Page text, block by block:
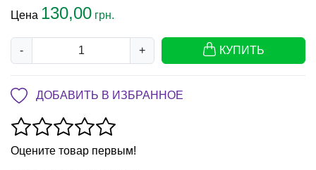
Цена 130,00 грн.
- + КУПИТЬ
ДОБАВИТЬ В ИЗБРАННОЕ
Оцените товар первым!